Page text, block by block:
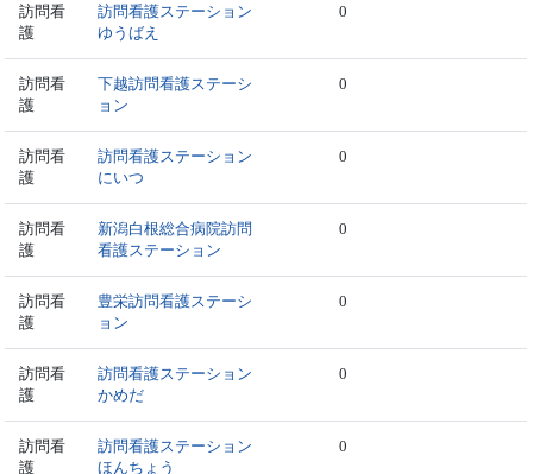
訪問看
護
訪問看護ステーション
ゆうばえ
0
訪問看
護
下越訪問看護ステーシ
ョン
0
訪問看
護
訪問看護ステーション
にいつ
0
訪問看
護
新潟白根総合病院訪問
看護ステーション
0
訪問看
護
豊栄訪問看護ステーシ
ョン
0
訪問看
護
訪問看護ステーション
かめだ
0
訪問看
護
訪問看護ステーション
ほんちょう
0